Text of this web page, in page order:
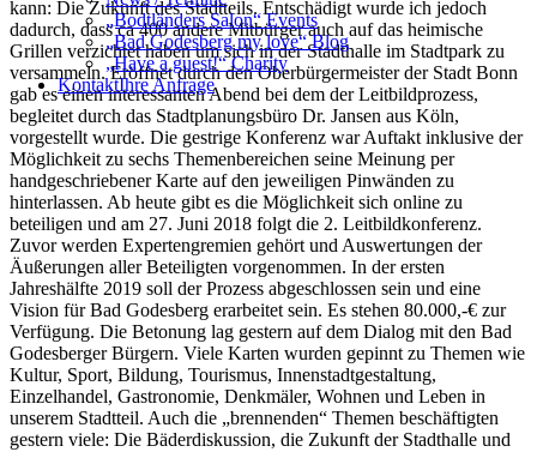
„Bodtländers Salon“ Events
„Bad Godesberg my love“ Blog
„Have a guest!“ Charity
KontaktIhre Anfrage
kann: Die Zukunft des Stadtteils. Entschädigt wurde ich jedoch
dadurch, dass ca 400 andere Mitbürger auch auf das heimische
Grillen verzichtet haben um sich in der Stadthalle im Stadtpark zu
versammeln. Eröffnet durch den Oberbürgermeister der Stadt Bonn
gab es einen interessanten Abend bei dem der Leitbildprozess,
begleitet durch das Stadtplanungsbüro Dr. Jansen aus Köln,
vorgestellt wurde. Die gestrige Konferenz war Auftakt inklusive der
Möglichkeit zu sechs Themenbereichen seine Meinung per
handgeschriebener Karte auf den jeweiligen Pinwänden zu
hinterlassen. Ab heute gibt es die Möglichkeit sich online zu
beteiligen und am 27. Juni 2018 folgt die 2. Leitbildkonferenz.
Zuvor werden Expertengremien gehört und Auswertungen der
Äußerungen aller Beteiligten vorgenommen. In der ersten
Jahreshälfte 2019 soll der Prozess abgeschlossen sein und eine
Vision für Bad Godesberg erarbeitet sein. Es stehen 80.000,-€ zur
Verfügung. Die Betonung lag gestern auf dem Dialog mit den Bad
Godesberger Bürgern. Viele Karten wurden gepinnt zu Themen wie
Kultur, Sport, Bildung, Tourismus, Innenstadtgestaltung,
Einzelhandel, Gastronomie, Denkmäler, Wohnen und Leben in
unserem Stadtteil. Auch die „brennenden“ Themen beschäftigten
gestern viele: Die Bäderdiskussion, die Zukunft der Stadthalle und